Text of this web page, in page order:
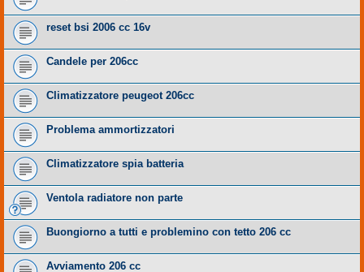
reset bsi 2006 cc 16v
Candele per 206cc
Climatizzatore peugeot 206cc
Problema ammortizzatori
Climatizzatore spia batteria
Ventola radiatore non parte
Buongiorno a tutti e problemino con tetto 206 cc
Avviamento 206 cc